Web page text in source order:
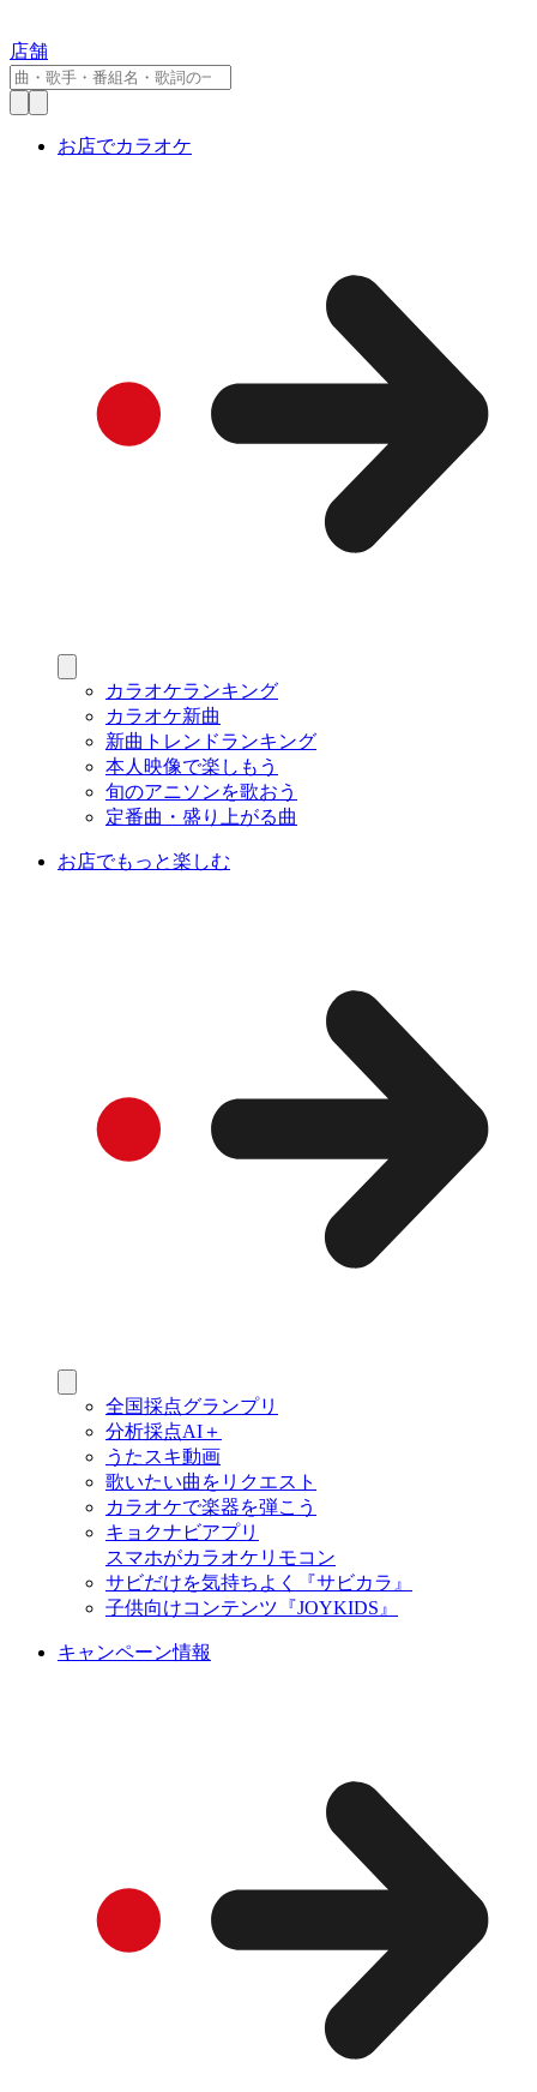
店舗
お店でカラオケ
カラオケランキング
カラオケ新曲
新曲トレンドランキング
本人映像で楽しもう
旬のアニソンを歌おう
定番曲・盛り上がる曲
お店でもっと楽しむ
全国採点グランプリ
分析採点AI＋
うたスキ動画
歌いたい曲をリクエスト
カラオケで楽器を弾こう
キョクナビアプリ
スマホがカラオケリモコン
サビだけを気持ちよく『サビカラ』
子供向けコンテンツ『JOYKIDS』
キャンペーン情報